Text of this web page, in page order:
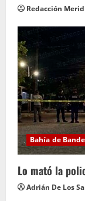
Redacción
Bahía de
Lo mató la
Adrián De Los